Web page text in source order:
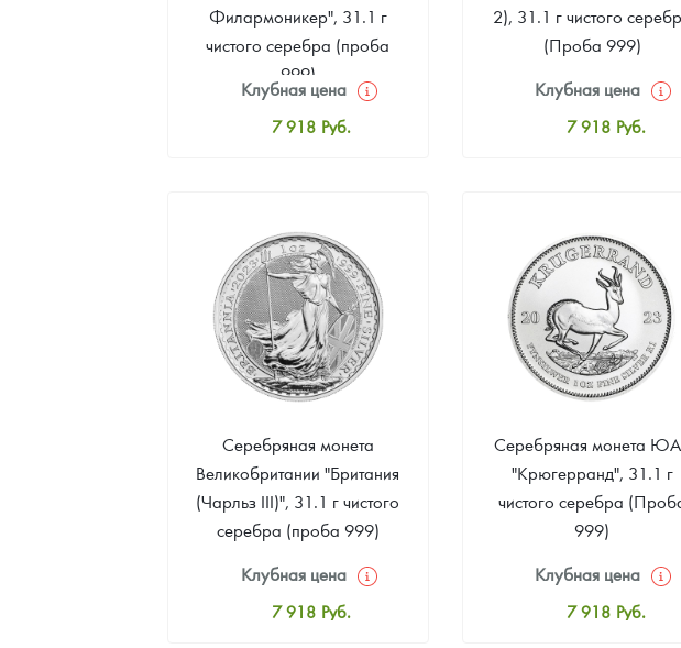
Филармоникер", 31.1 г
чистого серебра (проба
999)
Клубная цена
7 918 Руб.
4 751 Руб.
2), 31.1 г чистого
(Проба 999)
Клубная цена
7 918 Руб.
Звоните
Серебряная монета
Великобритании "Британия
(Чарльз III)", 31.1 г чистого
серебра (проба 999)
Клубная цена
7 918 Руб.
Серебряная монета
"Крюгерранд", 31.1 г
чистого серебра
999)
Клубная цена
7 918 Руб.